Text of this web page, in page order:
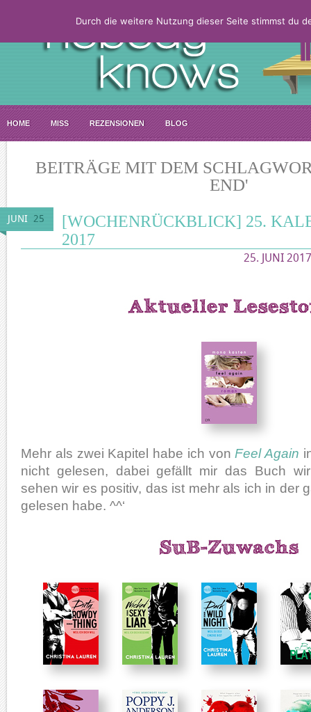
HOME MISS REZENSIONEN BLOG
BEITRÄGE MIT DEM
END'
JUNI 25
[WOCHENRÜCKBLICK] 25.
2017
25. JUNI
Mehr als zwei Kapitel habe ich von Feel Again
nicht gelesen, dabei gefällt mir das Buch
sehen wir es positiv, das ist mehr als ich in der
gelesen habe. ^^‘
Durch die weitere Nutzung dieser Seite stimmst du